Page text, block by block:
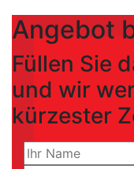
Angebot
Füllen Sie
und wir
kürzester